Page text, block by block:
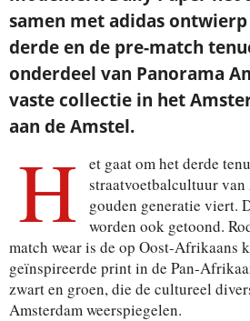
samen met adidas
derde en de pre-match
onderdeel van Panorama
vaste collectie in het
aan de Amstel.
H
et gaat om het derde
straatvoetbalcultuur van
gouden generatie viert.
worden ook getoond.
match wear is de op Oost-Afrikaans
geïnspireerde print in de Pan-
zwart en groen, die de cultureel
Amsterdam weerspiegelen.